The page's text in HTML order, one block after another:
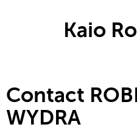
Kaio
Contact
WYDRA